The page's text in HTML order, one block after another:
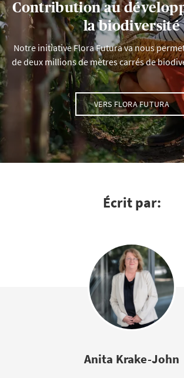
Contribution au
la biodiversité
Notre initiative Flora Futura va nous
de deux millions de mètres carrés de
VERS FLORA FUTURA
Écrit par:
Anita Krake-John